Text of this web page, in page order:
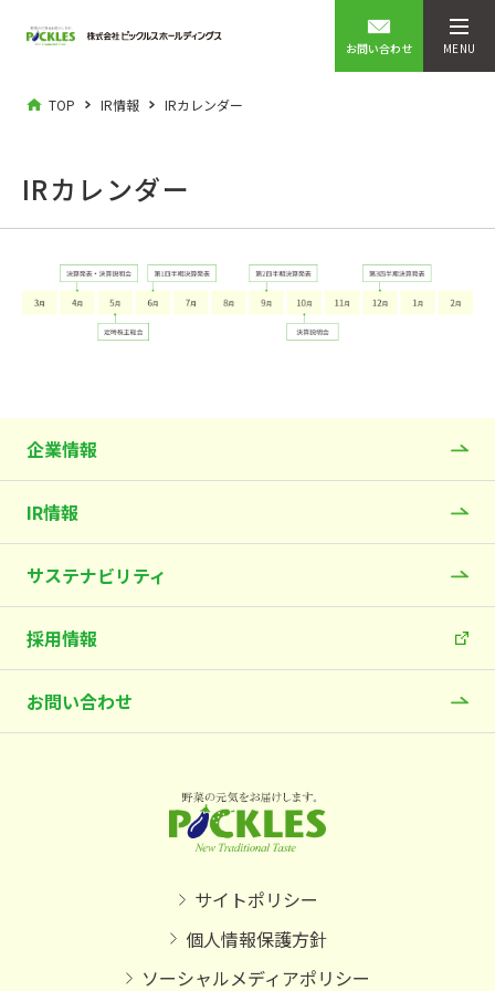
お問い合わせ MENU
TOP IR情報 IRカレンダー
IRカレンダー
企業情報
IR情報
サステナビリティ
採用情報
お問い合わせ
サイトポリシー
個人情報保護方針
ソーシャルメディアポリシー